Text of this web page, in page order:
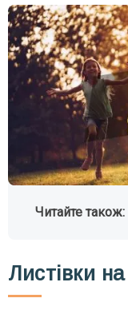
Читайте також:
Листівки на